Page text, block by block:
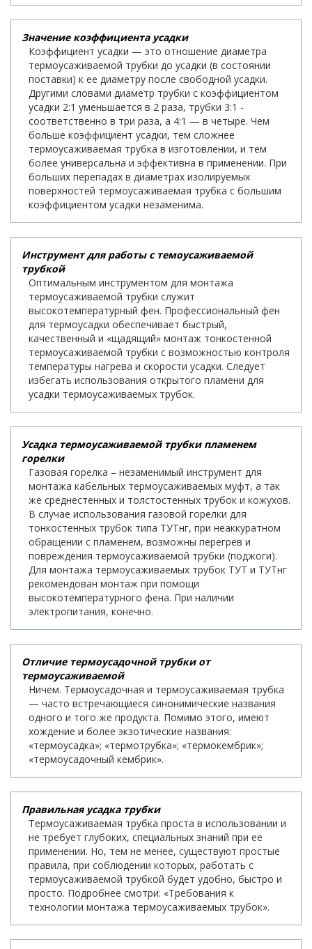
Значение коэффициента усадки
Коэффициент усадки — это отношение диаметра
термоусаживаемой трубки до усадки (в состоянии
поставки) к ее диаметру после свободной усадки.
Другими словами диаметр трубки с коэффициентом
усадки 2:1 уменьшается в 2 раза, трубки 3:1 -
соответственно в три раза, а 4:1 — в четыре. Чем
больше коэффициент усадки, тем сложнее
термоусаживаемая трубка в изготовлении, и тем
более универсальна и эффективна в применении. При
больших перепадах в диаметрах изолируемых
поверхностей термоусаживаемая трубка с большим
коэффициентом усадки незаменима.
Инструмент для работы с темоусаживаемой
трубкой
Оптимальным инструментом для монтажа
термоусаживаемой трубки служит
высокотемпературный фен. Профессиональный фен
для термоусадки обеспечивает быстрый,
качественный и «щадящий» монтаж тонкостенной
термоусаживаемой трубки с возможностью контроля
температуры нагрева и скорости усадки. Следует
избегать использования открытого пламени для
усадки термоусаживаемых трубок.
Усадка термоусаживаемой трубки пламенем
горелки
Газовая горелка – незаменимый инструмент для
монтажа кабельных термоусаживаемых муфт, а так
же среднестенных и толстостенных трубок и кожухов.
В случае использования газовой горелки для
тонкостенных трубок типа ТУТнг, при неаккуратном
обращении с пламенем, возможны перегрев и
повреждения термоусаживаемой трубки (поджоги).
Для монтажа термоусаживаемых трубок ТУТ и ТУТнг
рекомендован монтаж при помощи
высокотемпературного фена. При наличии
электропитания, конечно.
Отличие термоусадочной трубки от
термоусаживаемой
Ничем. Термоусадочная и термоусаживаемая трубка
— часто встречающиеся синонимические названия
одного и того же продукта. Помимо этого, имеют
хождение и более экзотические названия:
«термоусадка»; «термотрубка»; «термокембрик»;
«термоусадочный кембрик».
Правильная усадка трубки
Термоусаживаемая трубка проста в использовании и
не требует глубоких, специальных знаний при ее
применении. Но, тем не менее, существуют простые
правила, при соблюдении которых, работать с
термоусаживаемой трубкой будет удобно, быстро и
просто. Подробнее смотри: «Требования к
технологии монтажа термоусаживаемых трубок».